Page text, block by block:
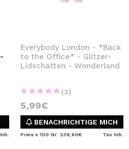
Everybody London - *Back
to the Office* - Glitzer-
Lidschatten - Wonderland
(3)
5,99€
BENACHRICHTIGE MICH
Preis x 100 Gr: 239,60€ Tax Inb.